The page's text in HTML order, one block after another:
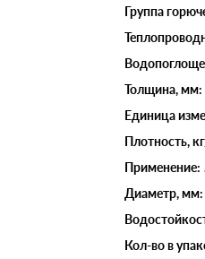
Группа
Толщина, мм:
Единица
Плотность,
Применение:
Диаметр, мм:
Кол-во в